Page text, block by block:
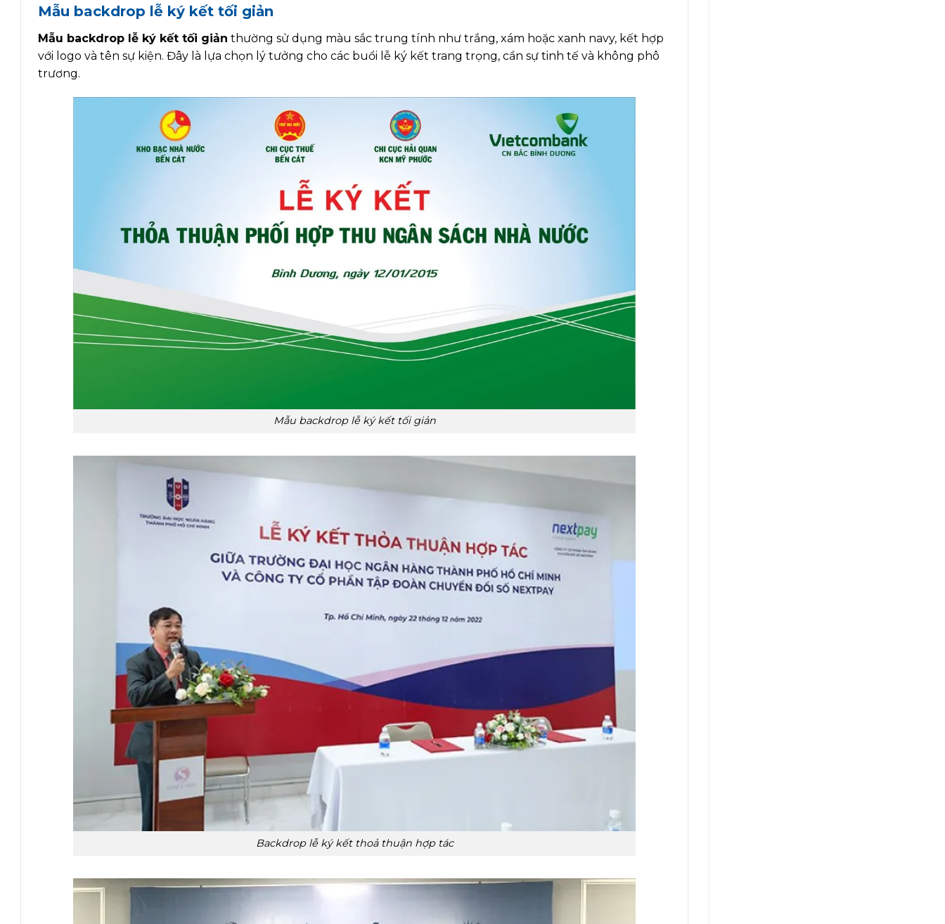
Mẫu backdrop lễ ký kết tối giản
Mẫu backdrop lễ ký kết tối giản thường sử dụng màu sắc trung tính như trắng, xám hoặc xanh navy, kết hợp
với logo và tên sự kiện. Đây là lựa chọn lý tưởng cho các buổi lễ ký kết trang trọng, cần sự tinh tế và không phô
trương.
Mẫu backdrop lễ ký kết tối giản
Backdrop lễ ký kết thoả thuận hợp tác